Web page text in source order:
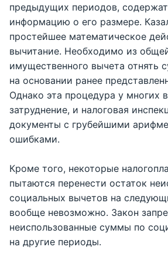
предыдущих периодов,
информацию о его размере.
простейшее математическое
вычитание. Необходимо из
имущественного вычета отнять
на основании ранее
Однако эта процедура у многих
затруднение, и налоговая
документы с грубейшими
ошибками.
Кроме того, некоторые
пытаются перенести остаток
социальных вычетов на
вообще невозможно. Закон
неиспользованные суммы по
на другие периоды.